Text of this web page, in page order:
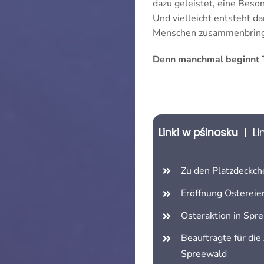
dazu geleistet, eine
Und vielleicht entsteht
Menschen
Denn manchmal beginnt
Linki w pśinosku |
Zu den
Eröffnung
Osteraktion in
Beauf­tragte für
Spreewald